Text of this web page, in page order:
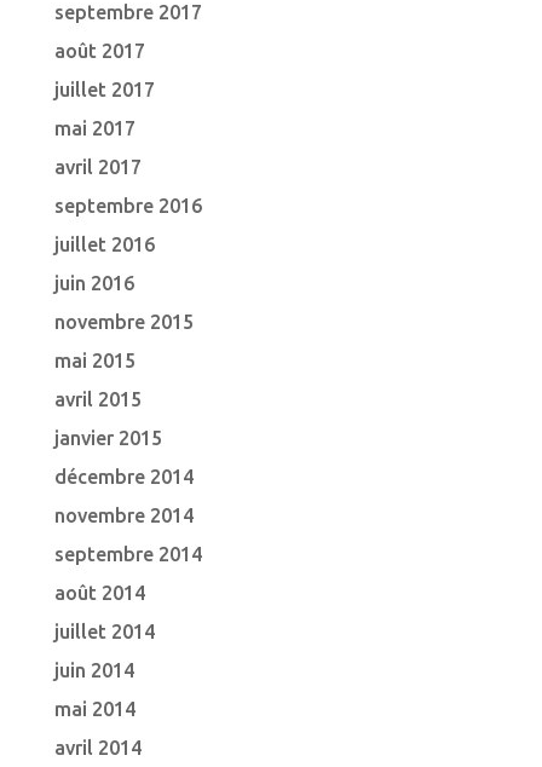
septembre 2017
août 2017
juillet 2017
mai 2017
avril 2017
septembre 2016
juillet 2016
juin 2016
novembre 2015
mai 2015
avril 2015
janvier 2015
décembre 2014
novembre 2014
septembre 2014
août 2014
juillet 2014
juin 2014
mai 2014
avril 2014